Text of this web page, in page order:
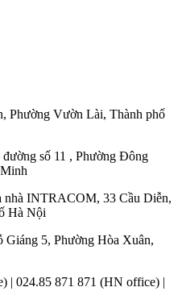
Phường Vườn Lài, Thành phố
số 11 , Phường Đông
nhà INTRACOM, 33 Cầu Diễn,
Hà Nội
5, Phường Hòa Xuân,
| 024.85 871 871 (HN office) |